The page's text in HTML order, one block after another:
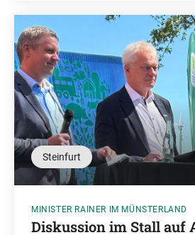
Steinfurt
MINISTER RAINER IM MÜNSTERLAND
Diskussion im Stall auf